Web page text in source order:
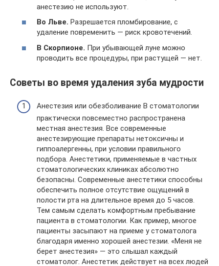
анестезию не используют.
Во Льве. Разрешается пломбирование, с
удаление повременить — риск кровотечений.
В Скорпионе. При убывающей луне можно
проводить все процедуры, при растущей — нет.
Советы во время удаления зуба мудрости
Анестезия или обезболивание В стоматологии
практически повсеместно распространена
местная анестезия. Все современные
анестезирующие препараты нетоксичны и
гиппоалергенны, при условии правильного
подбора. Анестетики, применяемые в частных
стоматологических клиниках абсолютно
безопасны. Современные анестетики способны
обеспечить полное отсутствие ощущений в
полости рта на длительное время до 5 часов.
Тем самым сделать комфортным пребывание
пациента в стоматологии. Как пример, многое
пациенты засыпают на приеме у стоматолога
благодаря именно хорошей анестезии. «Меня не
берет анестезия» — это слышал каждый
стоматолог. Анестетик действует на всех людей